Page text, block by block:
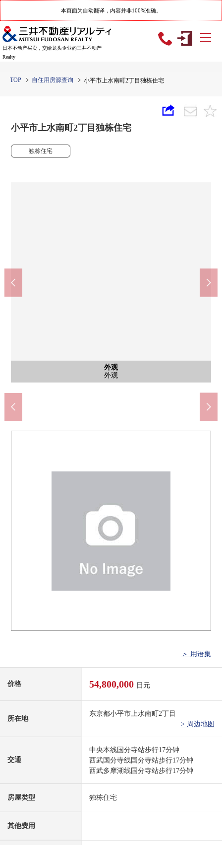
本页面为自动翻译，内容并非100%准确。
日本不动产买卖，交给龙头企业的三井不动产
Realty
TOP 自住用房源查询 小平市上水南町2丁目独栋住宅
小平市上水南町2丁目独栋住宅
独栋住宅
外观
外观
客厅
约20.5张塌塌米客厅
客厅
约20.5张塌塌米客厅
客厅
约20.5张塌塌米客厅
西式房间
约8.0张塌塌米西式房间
西式房间
约8.0张塌塌米西式房间
西式房间
约6.0张塌塌米西式房间
西式房间
约6.0张塌塌米西式房间
日式房间
约4.5张塌塌米日式房间
日式房间
约4.5张塌塌米日式房间
厨房
厨房
厨房
厨房
厕所
厕所
厕所
厕所
厕所
厕所
公共汽车
公共汽车
公共汽车
公共汽车
洗脸
洗脸
洗脸
洗脸
门口
门口
门口
门口
外观
外观
外观
外观
其他
入口
含有前面道路的外观
Olympic小金井商店(约550m)
步行7分钟。
全家便利店小平上水南町商店(约450m)
步行6分钟。
小平市立小平第3小学(约1300m)
步行17分钟。
小平市立自来水中学(约850m)
步行11分钟。
小平自来水南邮局(约450m)
步行6分钟。
＞ 用语集
价格 54,800,000 日元
所在地
东京都小平市上水南町2丁目
> 周边地图
交通
中央本线国分寺站步行17分钟
西武国分寺线国分寺站步行17分钟
西武多摩湖线国分寺站步行17分钟
房屋类型 独栋住宅
其他费用